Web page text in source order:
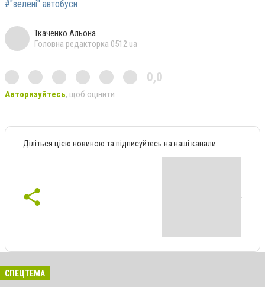
#"зелені" автобуси
Ткаченко Альона
Головна редакторка 0512.ua
0,0
Авторизуйтесь, щоб оцінити
Діліться цією новиною та підписуйтесь на наші канали
СПЕЦТЕМА